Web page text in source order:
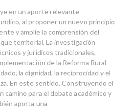
en un aporte relevante
al proponer un nuevo principio
y amplie la comprensión del
territorial. La investigación
y jurídicos tradicionales,
de la Reforma Rural
la dignidad, la reciprocidad y el
En este sentido, Construyendo el
camino para el debate académico y
aporta una